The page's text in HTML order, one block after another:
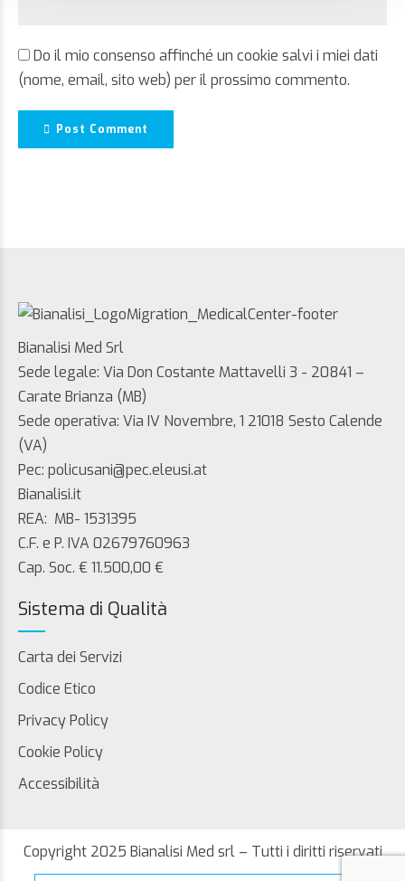
Do il mio consenso affinché un cookie salvi i miei dati
(nome, email, sito web) per il prossimo commento.
Post Comment
Bianalisi Med Srl
Sede legale: Via Don Costante Mattavelli 3 - 20841 –
Carate Brianza (MB)
Sede operativa: Via IV Novembre, 1 21018 Sesto Calende
(VA)
Pec: policusani@pec.eleusi.at
Bianalisi.it
REA: MB- 1531395
C.F. e P. IVA 02679760963
Cap. Soc. € 11.500,00 €
Sistema di Qualità
Carta dei Servizi
Codice Etico
Privacy Policy
Cookie Policy
Accessibilità
Copyright 2025 Bianalisi Med srl – Tutti i diritti riservati